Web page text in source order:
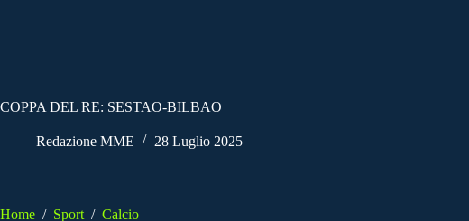
COPPA DEL RE: SESTAO-BILBAO
Redazione MME 28 Luglio 2025
Home / Sport / Calcio